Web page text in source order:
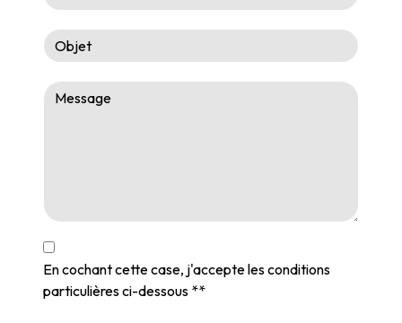
En cochant cette case, j'accepte les conditions
particulières ci-dessous **